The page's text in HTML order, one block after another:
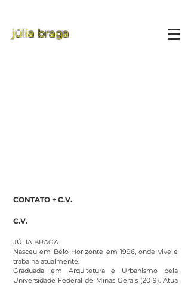
júlia braga
CONTATO + C.V.
C.V.
JÚLIA BRAGA
Nasceu em Belo Horizonte em 1996, onde vive e
trabalha atualmente.
Graduada em Arquitetura e Urbanismo pela
Universidade Federal de Minas Gerais (2019). Atua